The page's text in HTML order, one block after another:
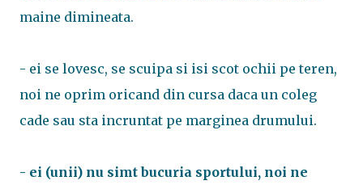
maine dimineata.
- ei se lovesc, se scuipa si isi scot ochii pe teren,
noi ne oprim oricand din cursa daca un coleg
cade sau sta incruntat pe marginea drumului.
- ei (unii) nu simt bucuria sportului, noi ne